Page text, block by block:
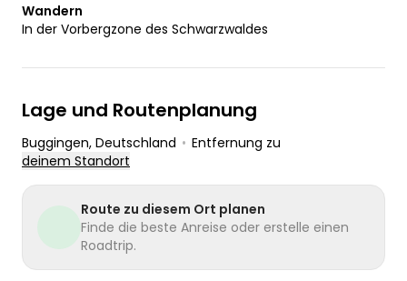
Wandern
In der Vorbergzone des Schwarzwaldes
Lage und Routenplanung
Buggingen, Deutschland • Entfernung zu
deinem Standort
Route zu diesem Ort planen
Finde die beste Anreise oder erstelle einen
Roadtrip.